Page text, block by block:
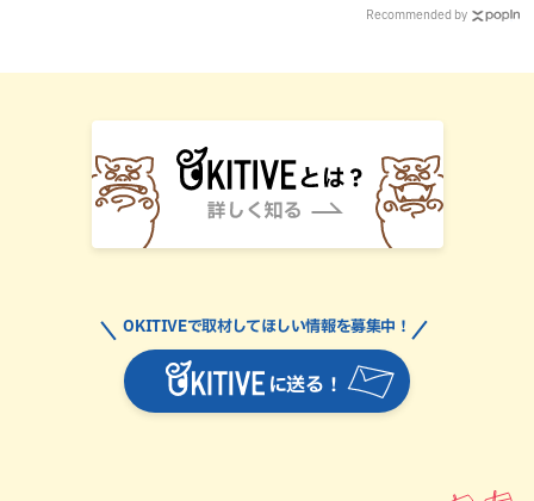
Recommended by
に送る！
OKITIVEで取材してほしい情報を募集中！